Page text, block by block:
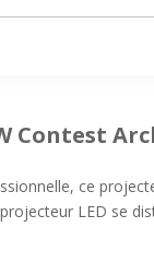
Contest
ce
LED se